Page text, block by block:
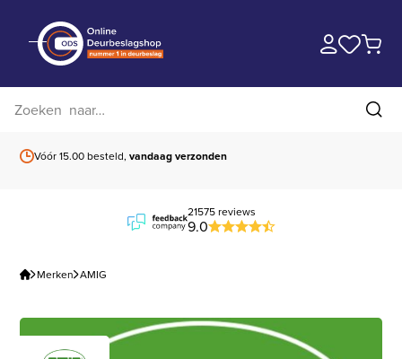
Vóór 15.00 besteld,vandaag verzonden
21575 reviews
9.0
Merken AMIG